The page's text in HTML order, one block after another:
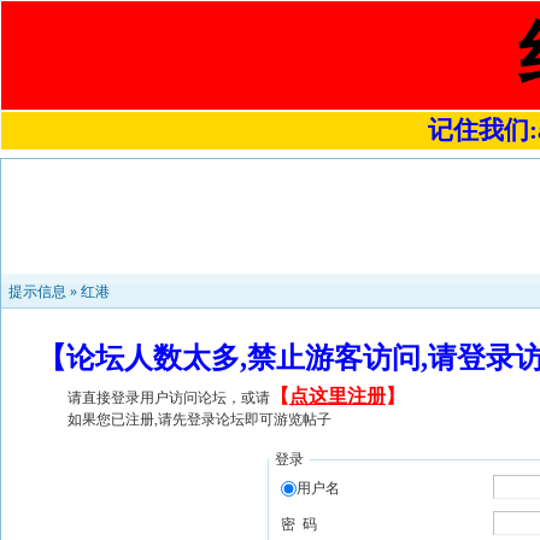
记住我们
提示信息 » 红港
【论坛人数太多,禁止游客访问,请登
请直接登录用户访问论坛，或请 【 点这里注册】
如果您已注册,请先登录论坛即可游览帖子
登录
用户名
密 码